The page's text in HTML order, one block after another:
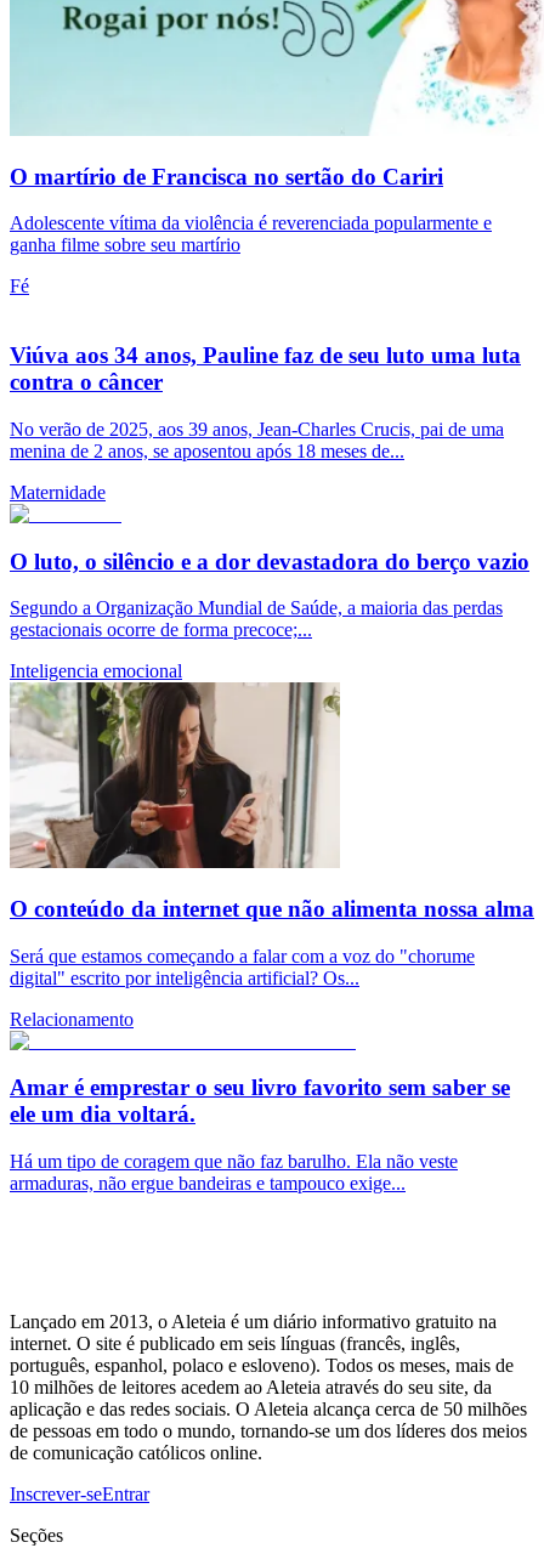
O martírio de Francisca no sertão do Cariri
Adolescente vítima da violência é reverenciada popularmente e
ganha filme sobre seu martírio
Fé
Viúva aos 34 anos, Pauline faz de seu luto uma luta
contra o câncer
No verão de 2025, aos 39 anos, Jean-Charles Crucis, pai de uma
menina de 2 anos, se aposentou após 18 meses de...
Maternidade
O luto, o silêncio e a dor devastadora do berço vazio
Segundo a Organização Mundial de Saúde, a maioria das perdas
gestacionais ocorre de forma precoce;...
Inteligencia emocional
O conteúdo da internet que não alimenta nossa alma
Será que estamos começando a falar com a voz do "chorume
digital" escrito por inteligência artificial? Os...
Relacionamento
Amar é emprestar o seu livro favorito sem saber se
ele um dia voltará.
Há um tipo de coragem que não faz barulho. Ela não veste
armaduras, não ergue bandeiras e tampouco exige...
Lançado em 2013, o Aleteia é um diário informativo gratuito na
internet. O site é publicado em seis línguas (francês, inglês,
português, espanhol, polaco e esloveno). Todos os meses, mais de
10 milhões de leitores acedem ao Aleteia através do seu site, da
aplicação e das redes sociais. O Aleteia alcança cerca de 50 milhões
de pessoas em todo o mundo, tornando-se um dos líderes dos meios
de comunicação católicos online.
Inscrever-seEntrar
Seções